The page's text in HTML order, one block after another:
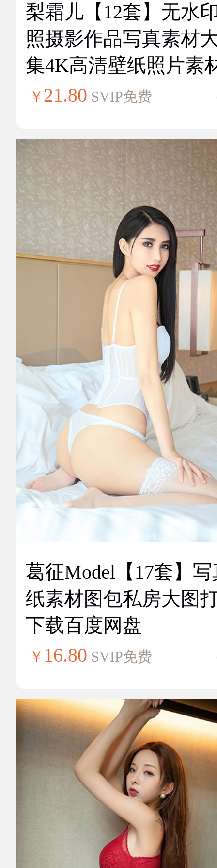
梨霜儿【12套】无水
照摄影作品写真素材
集4K高清壁纸照片素
￥ 21.80 SVIP免费
葛征Model【17套】
纸素材图包私房大图
下载百度网盘
￥ 16.80 SVIP免费